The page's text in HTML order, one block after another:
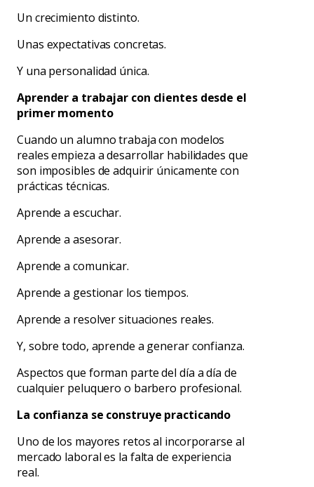
Un crecimiento distinto.
Unas expectativas concretas.
Y una personalidad única.
Aprender a trabajar con clientes desde el
primer momento
Cuando un alumno trabaja con modelos
reales empieza a desarrollar habilidades que
son imposibles de adquirir únicamente con
prácticas técnicas.
Aprende a escuchar.
Aprende a asesorar.
Aprende a comunicar.
Aprende a gestionar los tiempos.
Aprende a resolver situaciones reales.
Y, sobre todo, aprende a generar confianza.
Aspectos que forman parte del día a día de
cualquier peluquero o barbero profesional.
La confianza se construye practicando
Uno de los mayores retos al incorporarse al
mercado laboral es la falta de experiencia
real.